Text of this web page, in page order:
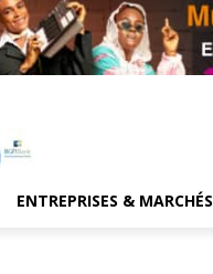
ENTREPRISES & MARCHÉS